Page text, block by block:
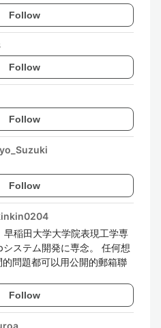
Follow
Follow
Follow
Follow
早稲田大学大学院表現工学専
ステム開発に専念。 任何想
的問題都可以用公開的郵箱聯
Follow